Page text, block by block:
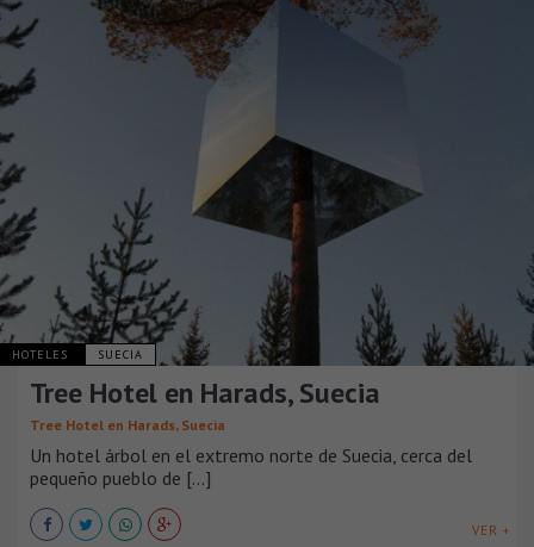
HOTELES SUECIA
Tree Hotel en Harads, Suecia
Tree Hotel en Harads, Suecia
Un hotel árbol en el extremo norte de Suecia, cerca del
pequeño pueblo de [...]
VER +